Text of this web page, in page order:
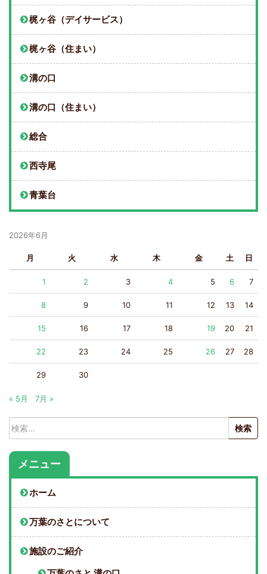
梶ヶ谷（デイサービス）
梶ヶ谷（住まい）
溝の口
溝の口（住まい）
総合
西寺尾
青葉台
2026年6月
月 火 水 木 金 土 日
1 2 3 4 5 6 7
8 9 10 11 12 13 14
15 16 17 18 19 20 21
22 23 24 25 26 27 28
29 30
« 5月 7月 »
検
索:
メニュー
ホーム
万葉のさとについて
施設のご紹介